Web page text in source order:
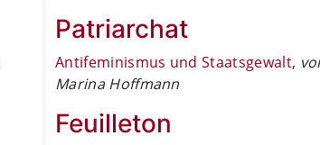
Patriarchat
Antifeminismus und Staatsgewalt,
Marina Hoffmann
Feuilleton